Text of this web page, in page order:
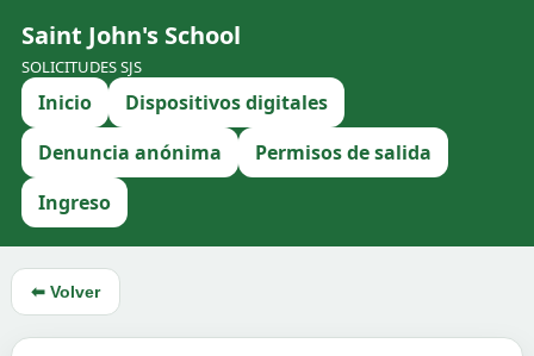
Saint John's School
SOLICITUDES SJS
Inicio
Dispositivos digitales
Denuncia anónima
Permisos de salida
Ingreso
⬅ Volver